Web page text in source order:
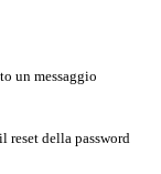
un messaggio
reset della password